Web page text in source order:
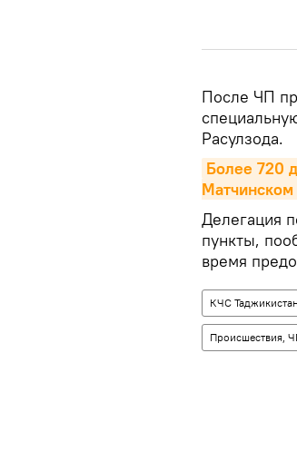
После ЧП
Расулзода.
Более 720
Матчинском
Делегация
пункты,
время
КЧС
Происшествия,